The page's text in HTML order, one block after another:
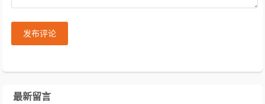
发布评论
最新留言